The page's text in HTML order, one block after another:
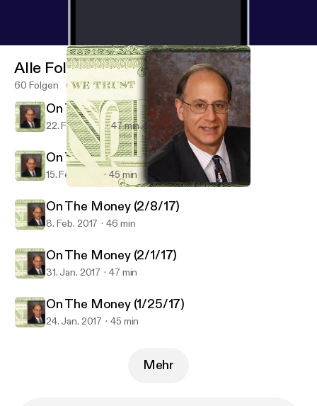
On The Money
Alle Folgen
60 Folgen
On The Money (2/22/17)
22. Feb. 2017 47 min
On The Money (2/15/17)
15. Feb. 2017 45 min
On The Money (2/8/17)
8. Feb. 2017 46 min
On The Money (2/1/17)
31. Jan. 2017 47 min
On The Money (1/25/17)
24. Jan. 2017 45 min
Mehr